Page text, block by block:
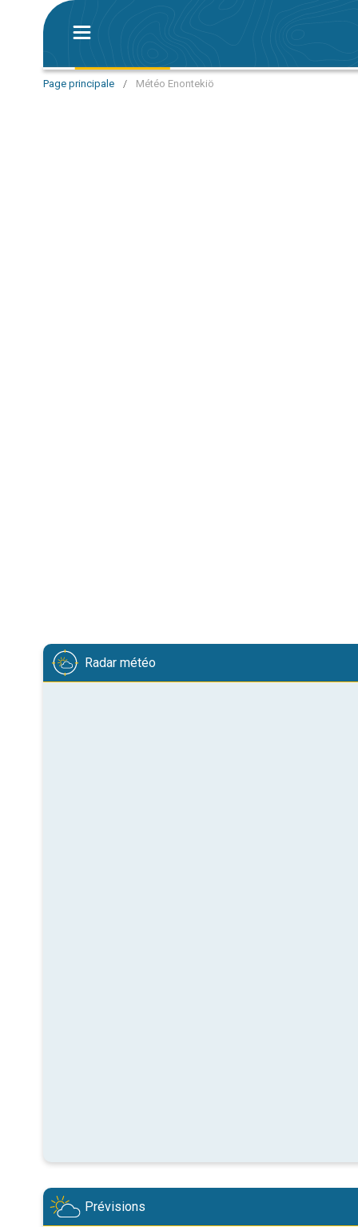
Page principale / Météo Enontekiö
Radar météo
Prévisions